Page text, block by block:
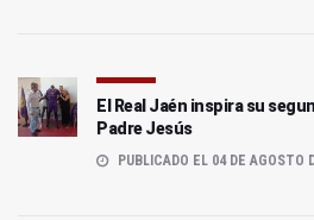
El Real Jaén inspira su
Padre Jesús
PUBLICADO EL 04 DE AGOSTO